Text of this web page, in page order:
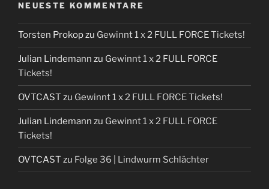
NEUESTE KOMMENTARE
Torsten Prokopzu Gewinnt 1 x 2 FULL FORCE Tickets!
Julian Lindemann zu Gewinnt 1 x 2 FULL FORCE
Tickets!
OVTCAST zu Gewinnt 1 x 2 FULL FORCE Tickets!
Julian Lindemann zu Gewinnt 1 x 2 FULL FORCE
Tickets!
OVTCAST zu Folge 36 | Lindwurm Schlächter